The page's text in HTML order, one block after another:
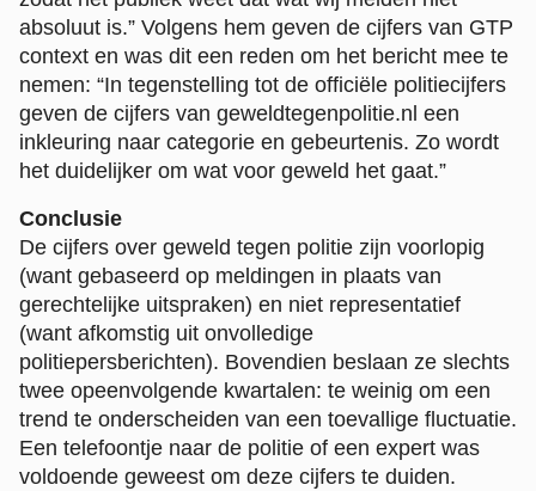
absoluut is.” Volgens hem geven de cijfers van GTP
context en was dit een reden om het bericht mee te
nemen: “In tegenstelling tot de officiële politiecijfers
geven de cijfers van geweldtegenpolitie.nl een
inkleuring naar categorie en gebeurtenis. Zo wordt
het duidelijker om wat voor geweld het gaat.”
Conclusie
De cijfers over geweld tegen politie zijn voorlopig
(want gebaseerd op meldingen in plaats van
gerechtelijke uitspraken) en niet representatief
(want afkomstig uit onvolledige
politiepersberichten). Bovendien beslaan ze slechts
twee opeenvolgende kwartalen: te weinig om een
trend te onderscheiden van een toevallige fluctuatie.
Een telefoontje naar de politie of een expert was
voldoende geweest om deze cijfers te duiden.